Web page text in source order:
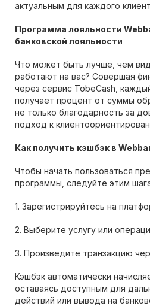
актуальным для каждого
Программа лояльности
банковской лояльности
Что может быть лучше, чем
работают на вас? Совершая
через сервис TobeCash,
получает процент от суммы
не только благодарность за
подход к
Как получить кэшбэк в
Чтобы начать пользоваться
программы, следуйте этим
1. Зарегистрируйтесь на
2. Выберите услугу или
3. Произведите транзакцию
Кэшбэк автоматически
оставаясь доступным для
действий или вывода на